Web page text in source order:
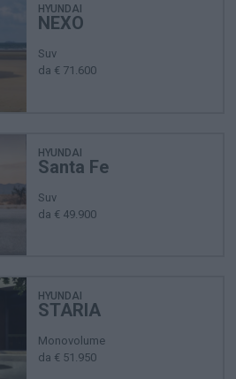
HYUNDAI
NEXO
Suv
da € 71.600
HYUNDAI
Santa Fe
Suv
da € 49.900
HYUNDAI
STARIA
Monovolume
da € 51.950